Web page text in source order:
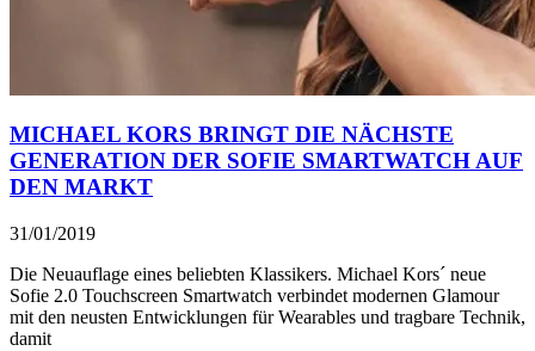
MICHAEL KORS BRINGT DIE NÄCHSTE
GENERATION DER SOFIE SMARTWATCH AUF
DEN MARKT
31/01/2019
Die Neuauflage eines beliebten Klassikers. Michael Kors´ neue
Sofie 2.0 Touchscreen Smartwatch verbindet modernen Glamour
mit den neusten Entwicklungen für Wearables und tragbare Technik,
damit